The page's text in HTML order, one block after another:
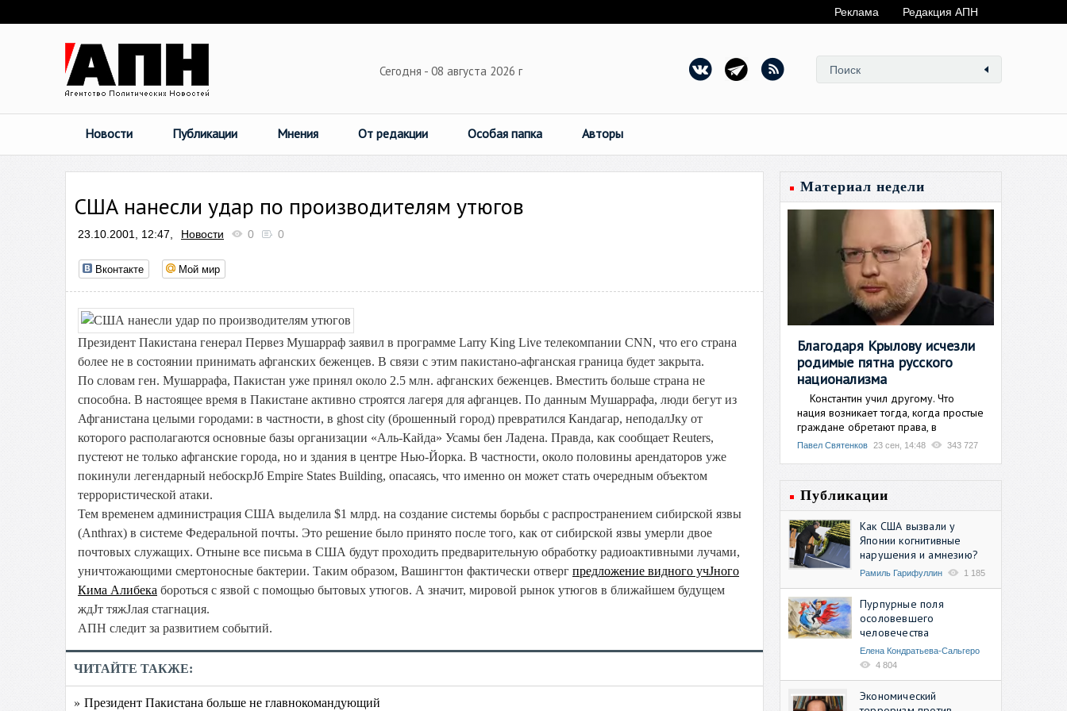
Реклама Редакция АПН
Сегодня - 08 августа 2026 г
Новости Публикации Мнения От редакции Особая папка Авторы
США нанесли удар по производителям утюгов
23.10.2001, 12:47, Новости 0 0
Вконтакте Мой мир
Президент Пакистана генерал Первез Мушарраф заявил в программе Larry King Live телекомпании CNN, что его страна
более не в состоянии принимать афганских беженцев. В связи с этим пакистано-афганская граница будет закрыта.
По словам ген. Мушаррафа, Пакистан уже принял около 2.5 млн. афганских беженцев. Вместить больше страна не
способна. В настоящее время в Пакистане активно строятся лагеря для афганцев. По данным Мушаррафа, люди бегут из
Афганистана целыми городами: в частности, в ghost city (брошенный город) превратился Кандагар, неподалЈку от
которого располагаются основные базы организации «Аль-Кайда» Усамы бен Ладена. Правда, как сообщает Reuters,
пустеют не только афганские города, но и здания в центре Нью-Йорка. В частности, около половины арендаторов уже
покинули легендарный небоскрЈб Empire States Building, опасаясь, что именно он может стать очередным объектом
террористической атаки.
Тем временем администрация США выделила $1 млрд. на создание системы борьбы с распространением сибирской язвы
(Anthrax) в системе Федеральной почты. Это решение было принято после того, как от сибирской язвы умерли двое
почтовых служащих. Отныне все письма в США будут проходить предварительную обработку радиоактивными лучами,
уничтожающими смертоносные бактерии. Таким образом, Вашингтон фактически отверг предложение видного учЈного
Кима Алибека бороться с язвой с помощью бытовых утюгов. А значит, мировой рынок утюгов в ближайшем будущем
ждЈт тяжЈлая стагнация.
АПН следит за развитием событий.
ЧИТАЙТЕ ТАКЖЕ:
» Президент Пакистана больше не главнокомандующий
Материал недели
Благодаря Крылову исчезли
родимые пятна русского
национализма
Константин учил другому. Что
нация возникает тогда, когда простые
граждане обретают права, в
Павел Святенков 23 сен, 14:48 343 727
Публикации
Как США вызвали у
Японии когнитивные
нарушения и амнезию?
Рамиль Гарифуллин 1 185
Пурпурные поля
осоловевшего
человечества
Елена Кондратьева-Сальгеро
4 804
Экономический